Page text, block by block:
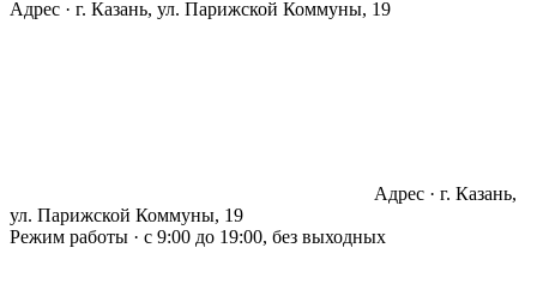
Адрес · г. Казань, ул. Парижской Коммуны, 19
Адрес · г. Казань,
ул. Парижской Коммуны, 19
Режим работы · с 9:00 до 19:00, без выходных